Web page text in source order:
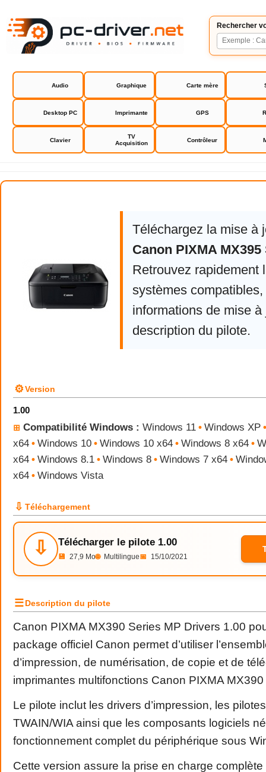
Rechercher
Audio Graphique Carte mère
Desktop PC Imprimante GPS
Clavier
TV
Acquisition
Contrôleur
Canon PIXMA MX395 Series
Téléchargez la mise à
Canon PIXMA
Retrouvez rapidement
systèmes compatibles,
informations de mise à
description du pilote.
⚙Version
1.00
⊞ Compatibilité Windows : Windows 11 • Windows XP •
x64 • Windows 10 • Windows 10 x64 • Windows 8 x64 •
x64 • Windows 8.1 • Windows 8 • Windows 7 x64 •
x64 • Windows Vista
⇩ Téléchargement
⇩ Télécharger le pilote 1.00
💾 27,9 Mo🌐 Multilingue📅 15/10/2021
☰Description du pilote
Canon PIXMA MX390 Series MP Drivers 1.00
package officiel Canon permet d’utiliser
d’impression, de numérisation, de copie et de
imprimantes multifonctions Canon PIXMA
Le pilote inclut les drivers d’impression, les
TWAIN/WIA ainsi que les composants logiciels
fonctionnement complet du périphérique sous
Cette version assure la prise en charge